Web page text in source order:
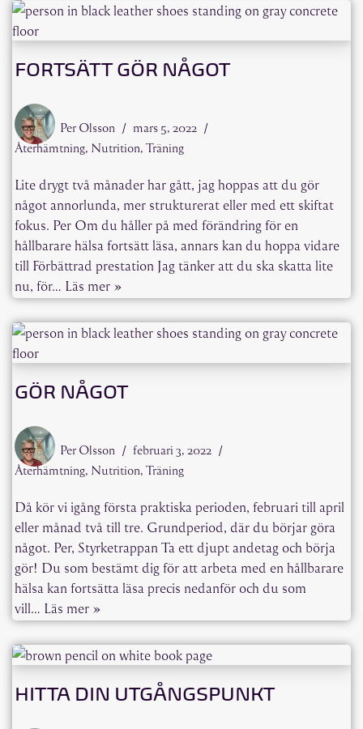
FORTSÄTT GÖR NÅGOT
Per Olsson
mars 5, 2022
Återhämtning, Nutrition, Träning
Lite drygt två månader har gått, jag hoppas att du gör
något annorlunda, mer strukturerat eller med ett skiftat
fokus. Per Om du håller på med förändring för en
hållbarare hälsa fortsätt läsa, annars kan du hoppa vidare
till Förbättrad prestation Jag tänker att du ska skatta lite
nu, för… Läs mer »
GÖR NÅGOT
Per Olsson
februari 3, 2022
Återhämtning, Nutrition, Träning
Då kör vi igång första praktiska perioden, februari till april
eller månad två till tre. Grundperiod, där du börjar göra
något. Per, Styrketrappan Ta ett djupt andetag och börja
gör! Du som bestämt dig för att arbeta med en hållbarare
hälsa kan fortsätta läsa precis nedanför och du som
vill… Läs mer »
HITTA DIN UTGÅNGSPUNKT